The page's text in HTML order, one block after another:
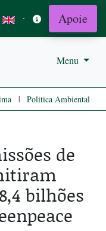
· Apoie
Menu
| Politica Ambiental
de
bilhões